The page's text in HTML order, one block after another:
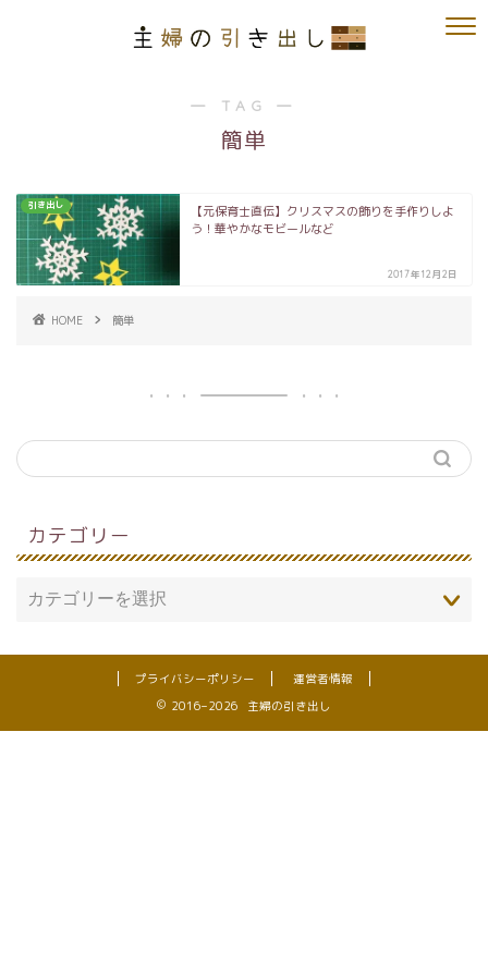
― TAG ―
簡単
引き出し
【元保育士直伝】クリスマスの飾りを手作りしよ
う！華やかなモビールなど
2017年12月2日
HOME 簡単
カテゴリー
プライバシーポリシー
運営者情報
2016–2026 主婦の引き出し